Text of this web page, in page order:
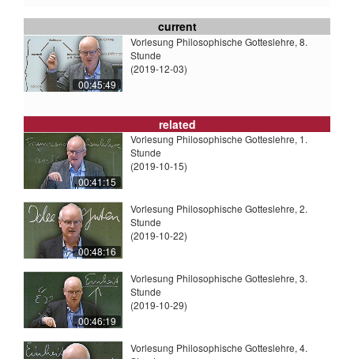
current
00:45:49
Vorlesung Philosophische Gotteslehre, 8.
Stunde
(2019-12-03)
related
00:41:15
Vorlesung Philosophische Gotteslehre, 1.
Stunde
(2019-10-15)
00:48:16
Vorlesung Philosophische Gotteslehre, 2.
Stunde
(2019-10-22)
00:46:19
Vorlesung Philosophische Gotteslehre, 3.
Stunde
(2019-10-29)
Vorlesung Philosophische Gotteslehre, 4.